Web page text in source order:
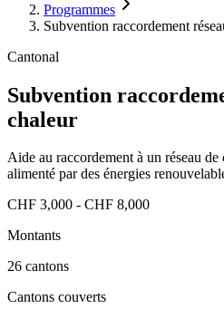
Programmes
Subvention raccordement
Cantonal
Subvention
chaleur
Aide au raccordement à un réseau
alimenté par des énergies
CHF 3,000 - CHF 8,000
Montants
26 cantons
Cantons couverts